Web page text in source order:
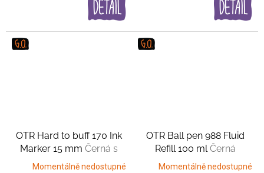
OTR Hard to buff 170 Ink
Marker 15 mm Černá s
měděným nádechem
Momentálně nedostupné
OTR Ball pen 988 Fluid
Refill 100 ml Černá
Momentálně nedostupné